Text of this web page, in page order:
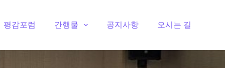
평감포럼 간행물 공지사항 오시는 길